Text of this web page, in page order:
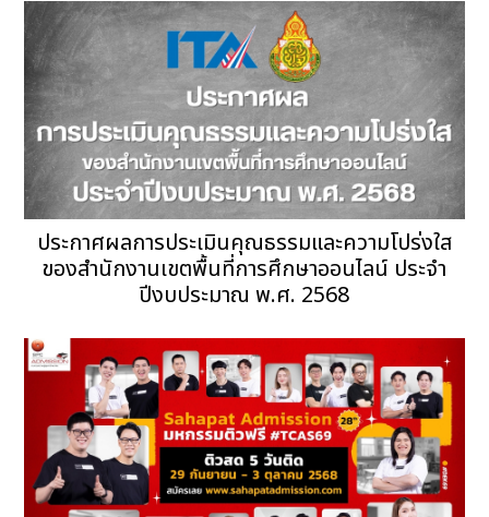
ประกาศผลการประเมินคุณธรรมและความโปร่งใส
ของสำนักงานเขตพื้นที่การศึกษาออนไลน์ ประจำ
ปีงบประมาณ พ.ศ. 2568